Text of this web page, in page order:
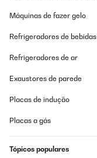
Máquinas de fazer gelo
Refrigeradores de bebidas
Refrigeradores de ar
Exaustores de parede
Placas de indução
Placas a gás
Tópicos populares